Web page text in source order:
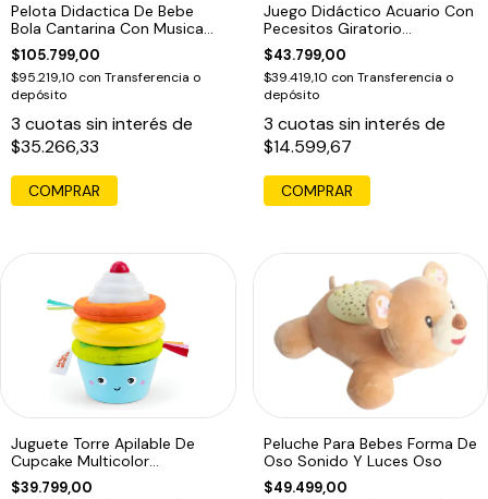
Pelota Didactica De Bebe
Bola Cantarina Con Musica
Tamaño Unico
$105.799,00
$95.219,10 con Transferencia o
depósito
3 cuotas sin interés de
$35.266,33
Juego Didáctico Acuario Con
Pecesitos Giratorio
Multicolor
$43.799,00
$39.419,10 con Transferencia o
depósito
3 cuotas sin interés de
$14.599,67
Juguete Torre Apilable De
Cupcake Multicolor
Multicolor
$39.799,00
Peluche Para Bebes Forma De
Oso Sonido Y Luces Oso
$49.499,00